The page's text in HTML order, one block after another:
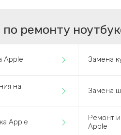
по ремонту
Apple Замена
на
Замена
Apple
Ремонт
Apple